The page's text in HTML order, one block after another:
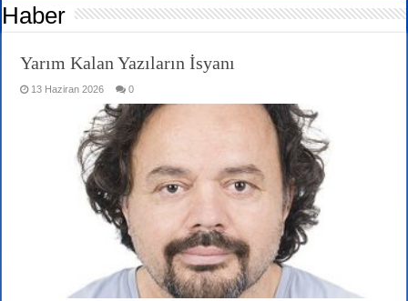
Haber
Yarım Kalan Yazıların İsyanı
13 Haziran 2026 0